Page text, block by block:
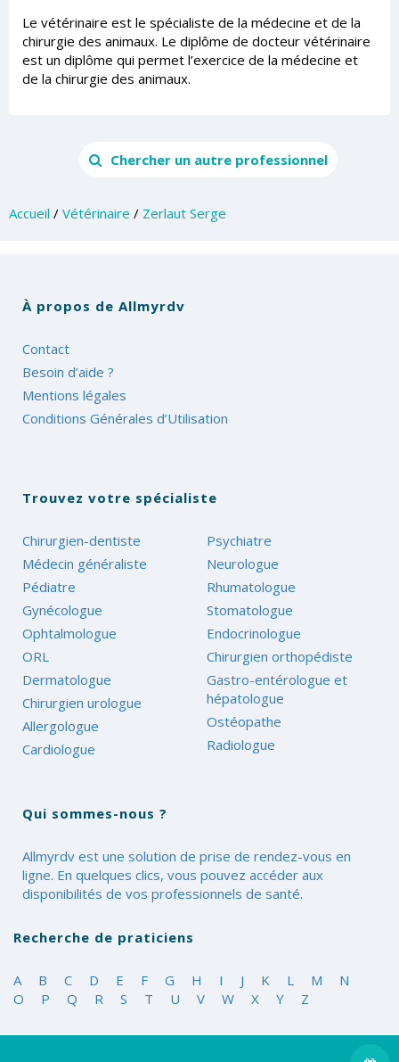
Le vétérinaire est le spécialiste de la médecine et de la
chirurgie des animaux. Le diplôme de docteur vétérinaire
est un diplôme qui permet l’exercice de la médecine et
de la chirurgie des animaux.
Chercher un autre professionnel
Accueil / Vétérinaire / Zerlaut Serge
À propos de Allmyrdv
Contact
Besoin d’aide ?
Mentions légales
Conditions Générales d’Utilisation
Trouvez votre spécialiste
Chirurgien-dentiste
Médecin généraliste
Pédiatre
Gynécologue
Ophtalmologue
ORL
Dermatologue
Chirurgien urologue
Allergologue
Cardiologue
Psychiatre
Neurologue
Rhumatologue
Stomatologue
Endocrinologue
Chirurgien orthopédiste
Gastro-entérologue et
hépatologue
Ostéopathe
Radiologue
Qui sommes-nous ?
Allmyrdv est une solution de prise de rendez-vous en
ligne. En quelques clics, vous pouvez accéder aux
disponibilités de vos professionnels de santé.
Recherche de praticiens
A B C D E F G H I J K L M
N
O
P Q R S T U V W X Y Z